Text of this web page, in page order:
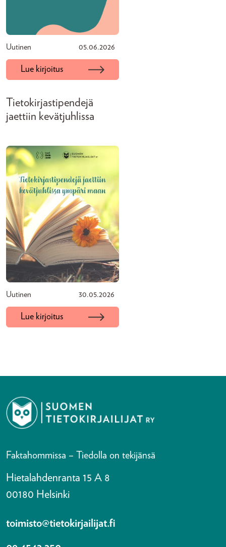
Uutinen 05.06.2026
Lue kirjoitus
Tietokirjastipendejä
jaettiin kevätjuhlissa
Uutinen 30.05.2026
Lue kirjoitus
Faktahommissa – Tiedolla on tekijänsä
Hietalahdenranta 15 A 8
00180 Helsinki
toimisto@tietokirjailijat.fi